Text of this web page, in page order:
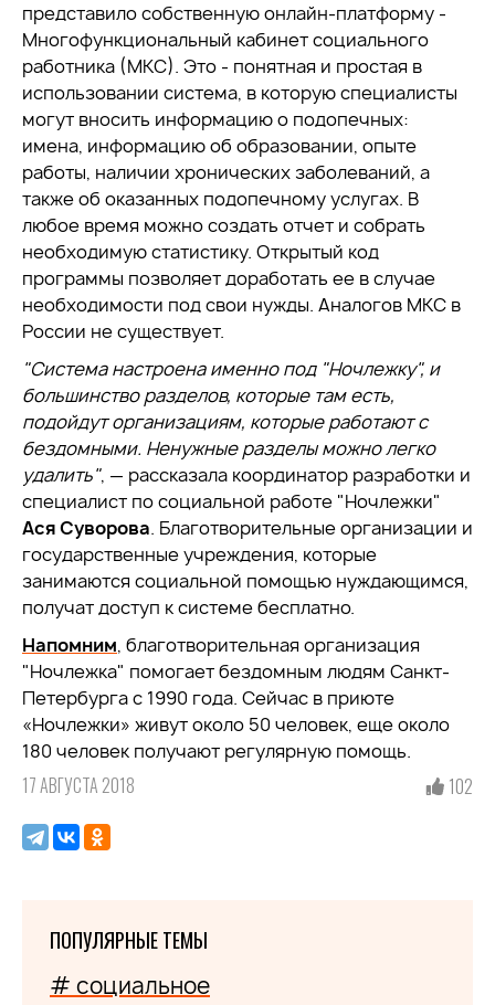
представило собственную онлайн-платформу -
Многофункциональный кабинет социального
работника (МКС). Это - понятная и простая в
использовании система, в которую специалисты
могут вносить информацию о подопечных:
имена, информацию об образовании, опыте
работы, наличии хронических заболеваний, а
также об оказанных подопечному услугах. В
любое время можно создать отчет и собрать
необходимую статистику. Открытый код
программы позволяет доработать ее в случае
необходимости под свои нужды. Аналогов МКС в
России не существует.
"Система настроена именно под "Ночлежку", и
большинство разделов, которые там есть,
подойдут организациям, которые работают с
бездомными. Ненужные разделы можно легко
удалить", — рассказала координатор разработки и
специалист по социальной работе "Ночлежки"
Ася Суворова. Благотворительные организации и
государственные учреждения, которые
занимаются социальной помощью нуждающимся,
получат доступ к системе бесплатно.
Напомним, благотворительная организация
"Ночлежка" помогает бездомным людям Санкт-
Петербурга с 1990 года. Сейчас в приюте
«Ночлежки» живут около 50 человек, еще около
180 человек получают регулярную помощь.
17 АВГУСТА 2018 102
ПОПУЛЯРНЫЕ ТЕМЫ
# социальное